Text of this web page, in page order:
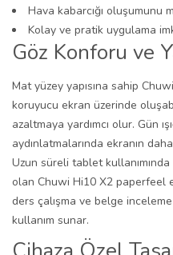
Hava kabarcığı oluşumunu
Kolay ve pratik uygulama
Göz Konforu ve
Mat yüzey yapısına sahip
koruyucu ekran üzerinde
azaltmaya yardımcı olur. Gün
aydınlatmalarında ekranın
Uzun süreli tablet kullanımında
olan Chuwi Hi10 X2 paperfeel
ders çalışma ve belge
kullanım sunar.